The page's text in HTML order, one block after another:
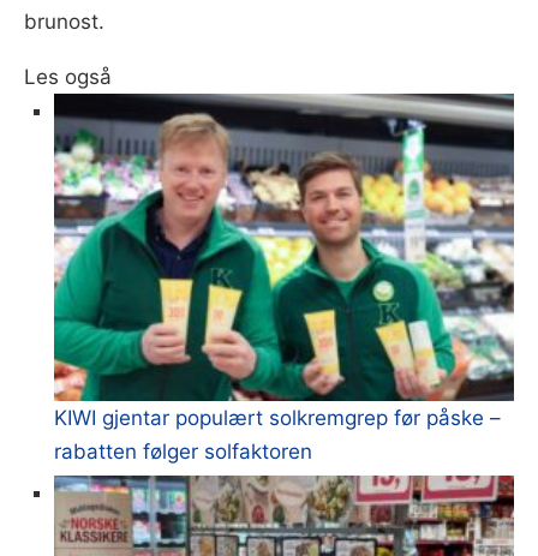
brunost.
Les også
KIWI gjentar populært solkremgrep før påske –
rabatten følger solfaktoren